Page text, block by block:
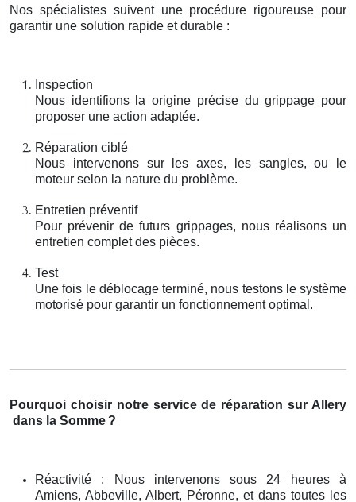
Nos spécialistes suivent une procédure rigoureuse pour
garantir une solution rapide et durable :
Inspection
Nous identifions la origine précise du grippage pour
proposer une action adaptée.
Réparation ciblé
Nous intervenons sur les axes, les sangles, ou le
moteur selon la nature du problème.
Entretien préventif
Pour prévenir de futurs grippages, nous réalisons un
entretien complet des pièces.
Test
Une fois le déblocage terminé, nous testons le système
motorisé pour garantir un fonctionnement optimal.
Pourquoi choisir notre service de réparation sur Allery
dans la Somme ?
Réactivité : Nous intervenons sous 24 heures à
Amiens, Abbeville, Albert, Péronne, et dans toutes les